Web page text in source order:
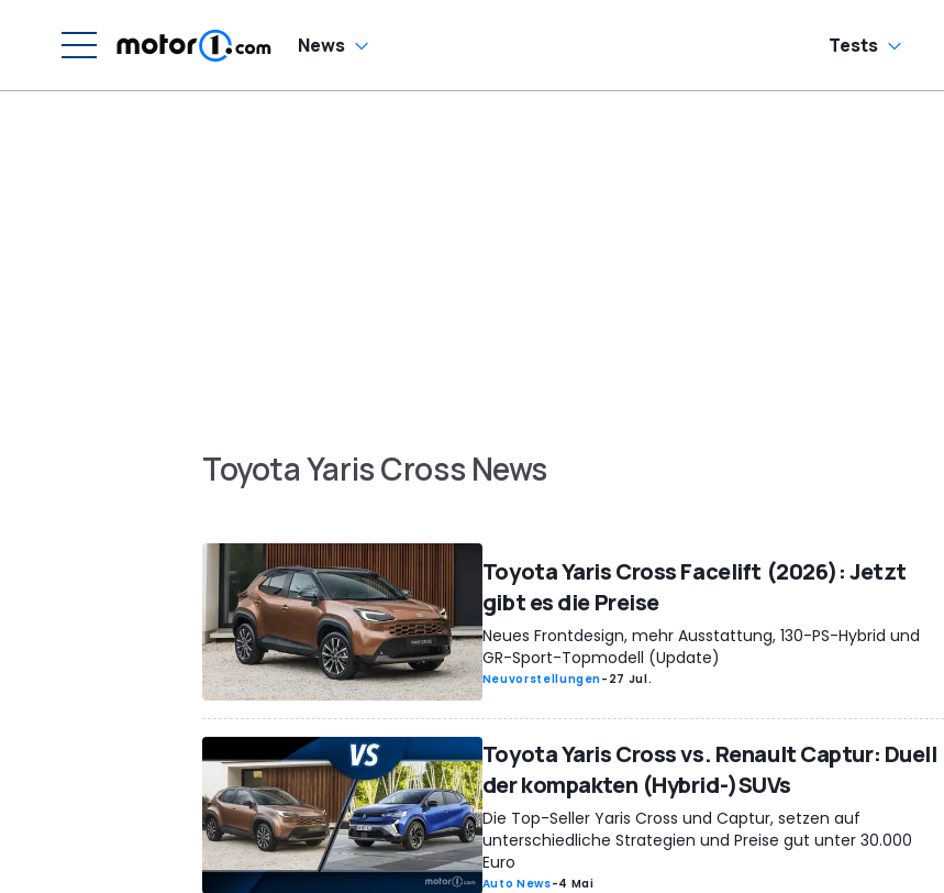
News Tests
Toyota Yaris Cross News
Toyota Yaris Cross Facelift (2026): Jetzt
gibt es die Preise
Neues Frontdesign, mehr Ausstattung, 130-PS-Hybrid und
GR-Sport-Topmodell (Update)
Neuvorstellungen- 27 Jul.
Toyota Yaris Cross vs. Renault Captur: Duell
der kompakten (Hybrid-)SUVs
Die Top-Seller Yaris Cross und Captur, setzen auf
unterschiedliche Strategien und Preise gut unter 30.000
Euro
Auto News-4 Mai